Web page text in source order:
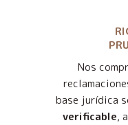
Nos
base jurídica
verificable,